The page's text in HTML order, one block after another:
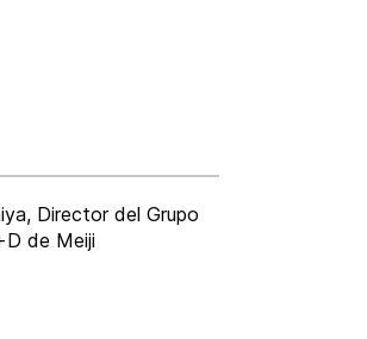
Director del Grupo
de Meiji